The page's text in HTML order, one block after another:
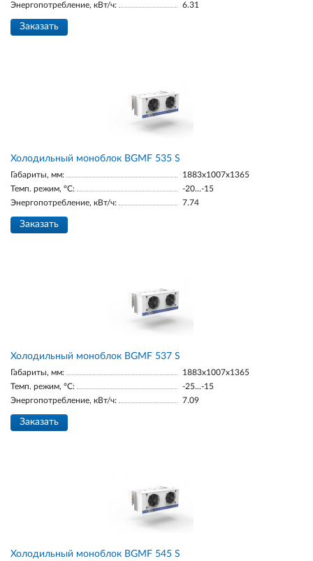
Энергопотребление, кВт/ч:
6.31
Заказать
Холодильный моноблок BGМF 535 S
Габариты, мм:
1883х1007х1365
Темп. режим, °С:
-20...-15
Энергопотребление, кВт/ч:
7.74
Заказать
Холодильный моноблок BGМF 537 S
Габариты, мм:
1883х1007х1365
Темп. режим, °С:
-25...-15
Энергопотребление, кВт/ч:
7.09
Заказать
Холодильный моноблок BGМF 545 S